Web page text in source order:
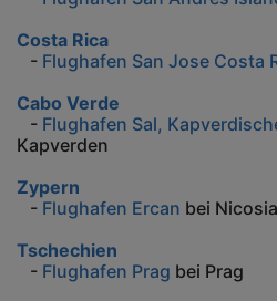
Costa Rica
- Flughafen San Jose Costa
Cabo Verde
- Flughafen Sal,
Kapverden
Zypern
- Flughafen Ercan bei Nicosia
Tschechien
- Flughafen Prag bei Prag